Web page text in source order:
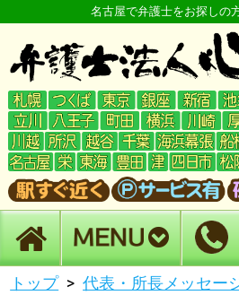
名古屋で弁護士をお探しの
トップ 代表・所長メッセー